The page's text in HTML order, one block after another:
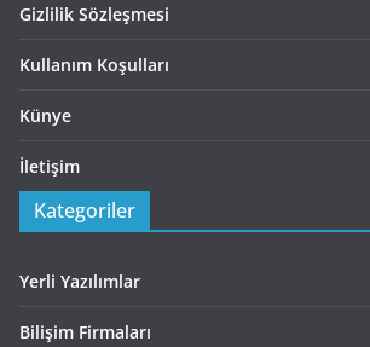
Gizlilik Sözleşmesi
Kullanım Koşulları
Künye
İletişim
Kategoriler
Yerli Yazılımlar
Bilişim Firmaları